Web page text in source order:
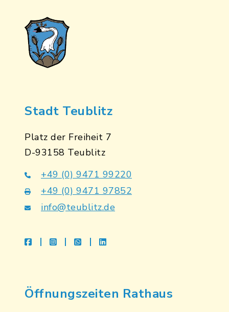
Stadt Teublitz
Platz der Freiheit 7
D-93158 Teublitz
+49 (0) 9471 99220
+49 (0) 9471 97852
info@teublitz.de
facebookinstagramwhatsapplinkedin
Öffnungszeiten Rathaus